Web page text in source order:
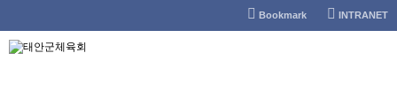
Bookmark INTRANET